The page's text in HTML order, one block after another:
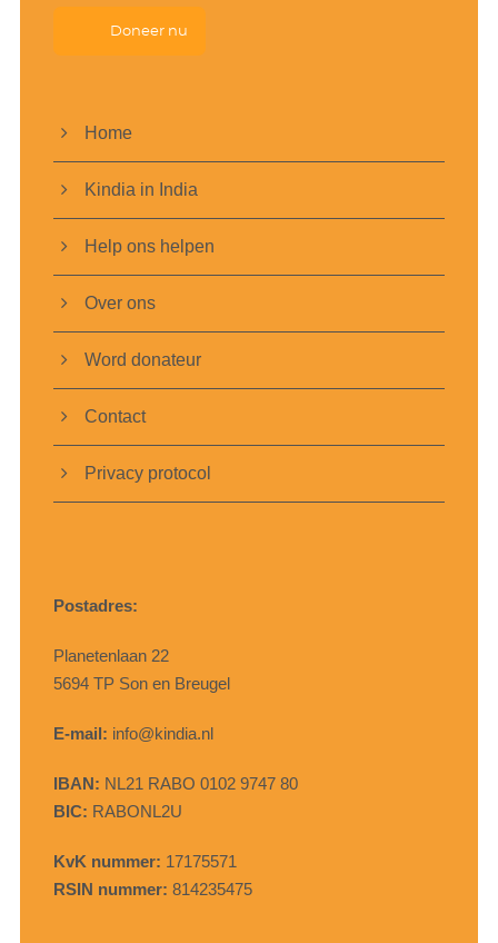
Doneer nu
Home
Kindia in India
Help ons helpen
Over ons
Word donateur
Contact
Privacy protocol
Postadres:
Planetenlaan 22
5694 TP Son en Breugel
E-mail: info@kindia.nl
IBAN: NL21 RABO 0102 9747 80
BIC: RABONL2U
KvK nummer: 17175571
RSIN nummer: 814235475